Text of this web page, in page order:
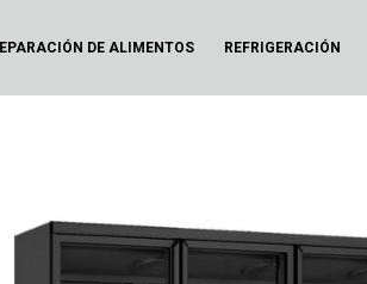
DE ALIMENTOS REFRIGERACIÓN